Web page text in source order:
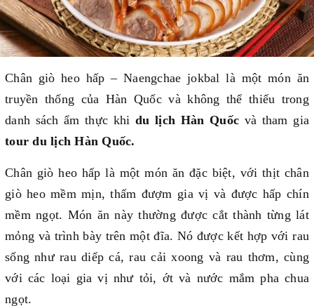
Chân giò heo hấp – Naengchae jokbal là một món ăn
truyền thống của Hàn Quốc và không thể thiếu trong
danh sách ẩm thực khidu lịch Hàn Quốc và tham gia
tour du lịch Hàn Quốc.
Chân giò heo hấp là một món ăn đặc biệt, với thịt chân
giò heo mềm mịn, thấm đượm gia vị và được hấp chín
mềm ngọt. Món ăn này thường được cắt thành từng lát
mỏng và trình bày trên một đĩa. Nó được kết hợp với rau
sống như rau diếp cá, rau cải xoong và rau thơm, cùng
với các loại gia vị như tỏi, ớt và nước mắm pha chua
ngọt.